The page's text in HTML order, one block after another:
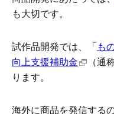
も大切です。
試作品開発では、「 も
向上支援補助金
（通
ります。
海外に商品を発信する